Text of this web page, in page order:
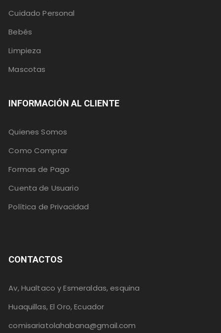
Cuidado Personal
Bebés
Limpieza
Mascotas
INFORMACIÓN AL CLIENTE
Quienes Somos
Como Comprar
Formas de Pago
Cuenta de Usuario
Política de Privacidad
CONTACTOS
Av, Hualtaco y Esmeraldas, esquina
Huaquillas, El Oro, Ecuador
comisariatolahabana@gmail.com